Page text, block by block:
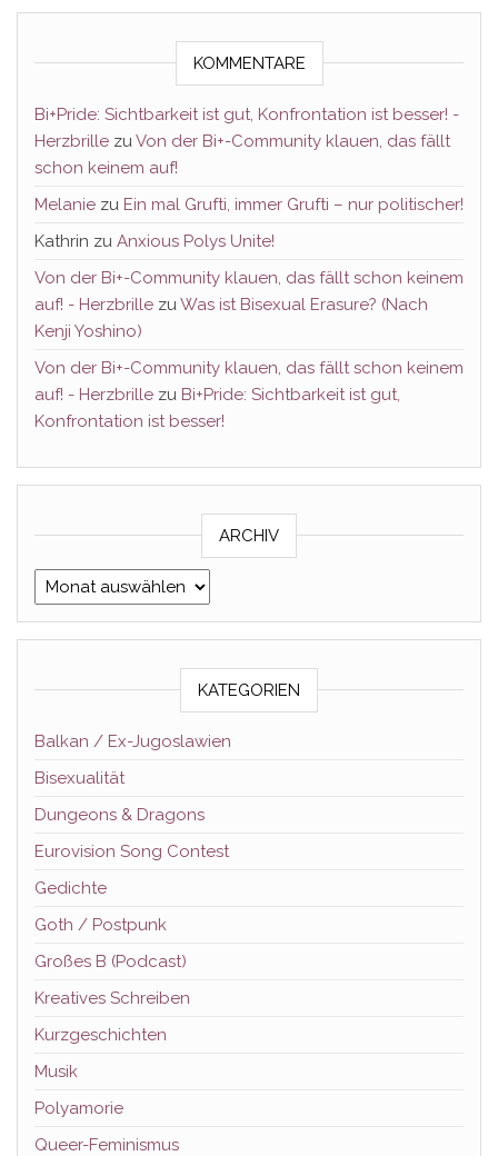
KOMMENTARE
Bi+Pride: Sichtbarkeit ist gut, Konfrontation ist besser! -
Herzbrille zuVon der Bi+-Community klauen, das fällt
schon keinem auf!
Melanie zu Ein mal Grufti, immer Grufti – nur politischer!
Kathrin zu Anxious Polys Unite!
Von der Bi+-Community klauen, das fällt schon keinem
auf! - Herzbrille zuWas ist Bisexual Erasure? (Nach
Kenji Yoshino)
Von der Bi+-Community klauen, das fällt schon keinem
auf! - Herzbrille zu Bi+Pride: Sichtbarkeit ist gut,
Konfrontation ist besser!
ARCHIV
Archiv
KATEGORIEN
Balkan / Ex-Jugoslawien
Bisexualität
Dungeons & Dragons
Eurovision Song Contest
Gedichte
Goth / Postpunk
Großes B (Podcast)
Kreatives Schreiben
Kurzgeschichten
Musik
Polyamorie
Queer-Feminismus